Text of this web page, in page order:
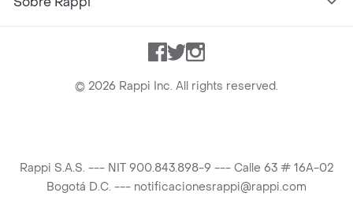
Facebook
TwitterInstagram
© 2026 Rappi Inc. All rights reserved.
Rappi S.A.S. --- NIT 900.843.898-9 --- Calle 63 # 16A-02
Bogotá D.C. --- notificacionesrappi@rappi.com